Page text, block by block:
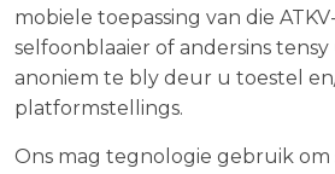
mobiele toepassing van die
selfoonblaaier of andersins
anoniem te bly deur u toestel
platformstellings.
Ons mag tegnologie gebruik om